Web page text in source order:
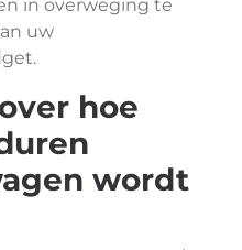
in overweging te
uw
hoe
wordt